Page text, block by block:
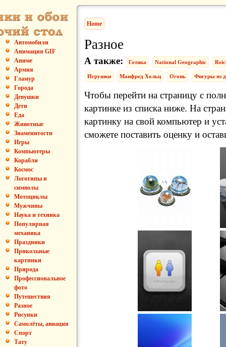
Автомобили
Анимация GIF
Аниме
Армия
Гламур
Города
Девушки
Дети
Еда
Животные
Знаменитости
Игры
Компьютеры
Корабли
Космос
Логотипы и
символы
Мотоциклы
Мужчины
Наука и техника
Популярная
механика
Праздники
Прикольные
картинки
Природа
Профессиональное
фото
Путешествия
Разное
Рисунки
Самолёты, авиация
Спорт
Тату
Home
Разное
А также: Готика National Geographic
Игрушки Манфред Хольц Огонь Фигуры из
Чтобы перейти на страницу с
картинке из списка ниже. На
картинку на свой компьютер и
сможете поставить оценку и